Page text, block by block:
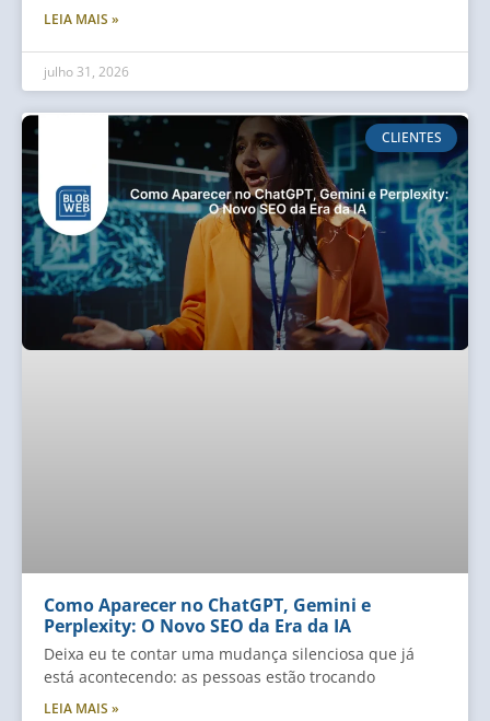
LEIA MAIS »
julho 31, 2026
CLIENTES
Como Aparecer no ChatGPT, Gemini e
Perplexity: O Novo SEO da Era da IA
Deixa eu te contar uma mudança silenciosa que já
está acontecendo: as pessoas estão trocando
LEIA MAIS »